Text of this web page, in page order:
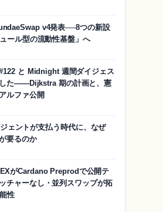
v4発表──8つの新設
ール型の流動性基盤」へ
と Midnight 週間ダイジェス
した——Dijkstra 期の計画と、憲
ルファ公開
ェントが支払う時代に、なぜ
要るのか
がCardano Preprodで公開テ
ャーなし・並列スワップが拓
性